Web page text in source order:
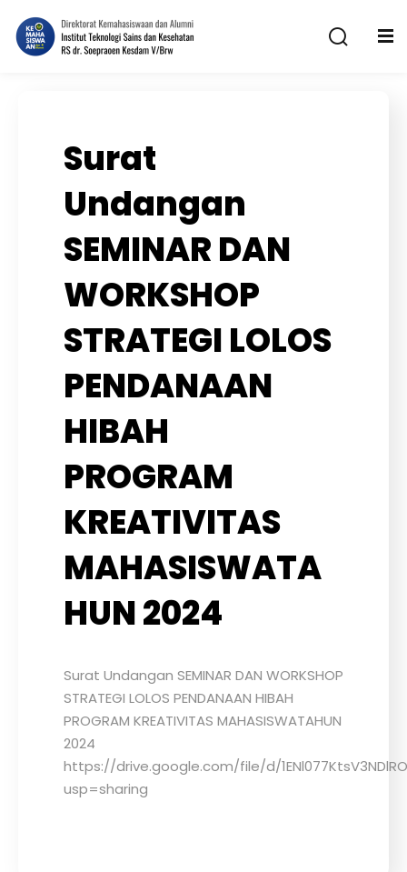
Surat
Undangan
SEMINAR DAN
WORKSHOP
STRATEGI LOLOS
PENDANAAN
HIBAH
PROGRAM
KREATIVITAS
MAHASISWATA
HUN 2024
Surat Undangan SEMINAR DAN WORKSHOP
STRATEGI LOLOS PENDANAAN HIBAH
PROGRAM KREATIVITAS MAHASISWATAHUN
2024
https://drive.google.com/file/d/
usp=sharing